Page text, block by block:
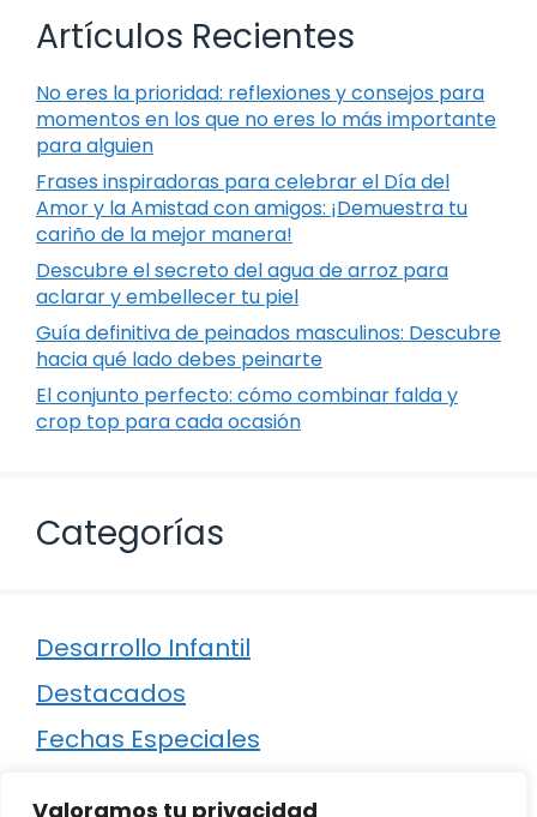
Valoramos tu privacidad
Artículos Recientes
No eres la prioridad: reflexiones y consejos para
momentos en los que no eres lo más importante
para alguien
Frases inspiradoras para celebrar el Día del
Amor y la Amistad con amigos: ¡Demuestra tu
cariño de la mejor manera!
Descubre el secreto del agua de arroz para
aclarar y embellecer tu piel
Guía definitiva de peinados masculinos: Descubre
hacia qué lado debes peinarte
El conjunto perfecto: cómo combinar falda y
crop top para cada ocasión
Categorías
Desarrollo Infantil
Destacados
Fechas Especiales